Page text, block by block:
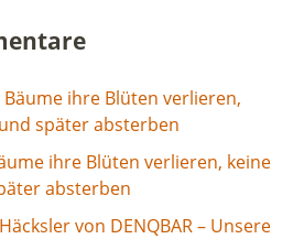
Bäume ihre Blüten verlieren,
später absterben
ihre Blüten verlieren, keine
absterben
von DENQBAR – Unsere